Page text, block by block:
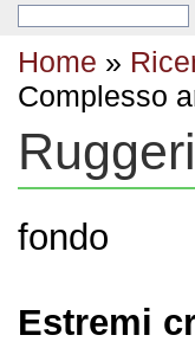
Home »
Complesso
fondo
Estremi